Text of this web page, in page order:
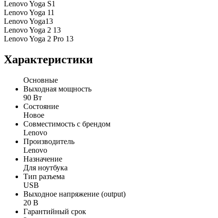
Lenovo Yoga S1
Lenovo Yoga 11
Lenovo Yoga13
Lenovo Yoga 2 13
Lenovo Yoga 2 Pro 13
Характеристики
Основные
Выходная мощность
90 Вт
Состояние
Новое
Совместимость с брендом
Lenovo
Производитель
Lenovo
Назначение
Для ноутбука
Тип разъема
USB
Выходное напряжение (output)
20 В
Гарантийный срок